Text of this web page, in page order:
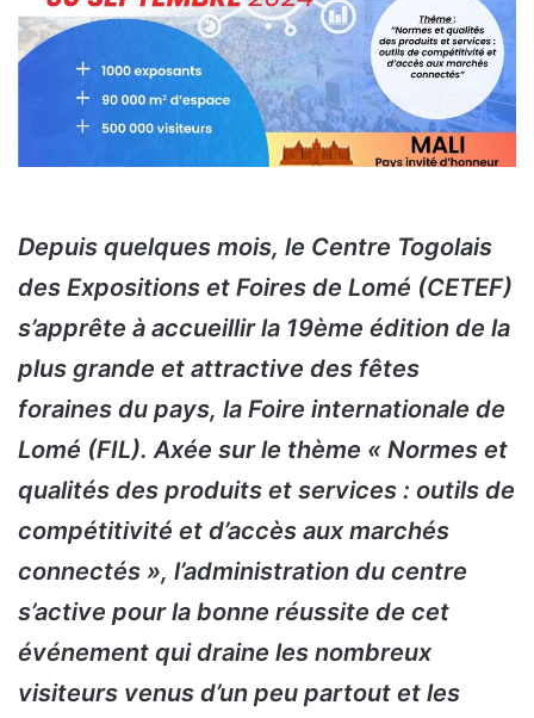
Depuis quelques mois, le Centre Togolais
des Expositions et Foires de Lomé (CETEF)
s’apprête à accueillir la 19ème édition de la
plus grande et attractive des fêtes
foraines du pays, la Foire internationale de
Lomé (FIL). Axée sur le thème « Normes et
qualités des produits et services : outils de
compétitivité et d’accès aux marchés
connectés », l’administration du centre
s’active pour la bonne réussite de cet
événement qui draine les nombreux
visiteurs venus d’un peu partout et les